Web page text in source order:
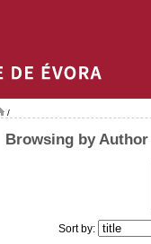
/
Browsing by
Sort by: